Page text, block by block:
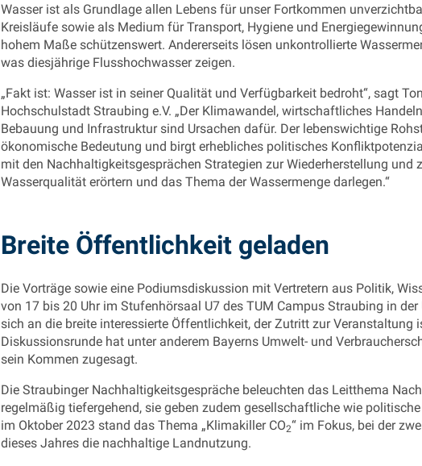
Wasser ist als Grundlage allen Lebens für unser Fortkommen
Kreisläufe sowie als Medium für Transport, Hygiene und
hohem Maße schützenswert. Andererseits lösen unkontrollierte
was diesjährige Flusshochwasser zeigen.
„Fakt ist: Wasser ist in seiner Qualität und Verfügbarkeit bedroht“, sagt
Hochschulstadt Straubing e.V. „Der Klimawandel, wirtschaftliches
Bebauung und Infrastruktur sind Ursachen dafür. Der lebenswichtige
ökonomische Bedeutung und birgt erhebliches politisches
mit den Nachhaltigkeitsgesprächen Strategien zur Wiederherstellung und
Wasserqualität erörtern und das Thema der Wassermenge darlegen.“
Breite Öffentlichkeit geladen
Die Vorträge sowie eine Podiumsdiskussion mit Vertretern aus Politik,
von 17 bis 20 Uhr im Stufenhörsaal U7 des TUM Campus Straubing in
sich an die breite interessierte Öffentlichkeit, der Zutritt zur Veranstaltung
Diskussionsrunde hat unter anderem Bayerns Umwelt- und
sein Kommen zugesagt.
Die Straubinger Nachhaltigkeitsgespräche beleuchten das Leitthema
regelmäßig tiefergehend, sie geben zudem gesellschaftliche wie
im Oktober 2023 stand das Thema „Klimakiller CO2“ im Fokus, bei der
dieses Jahres die nachhaltige Landnutzung.